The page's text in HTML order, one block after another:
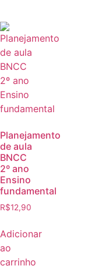
Planejamento
de aula
BNCC
2º ano
Ensino
fundamental
R$12,90
Adicionar
ao
carrinho